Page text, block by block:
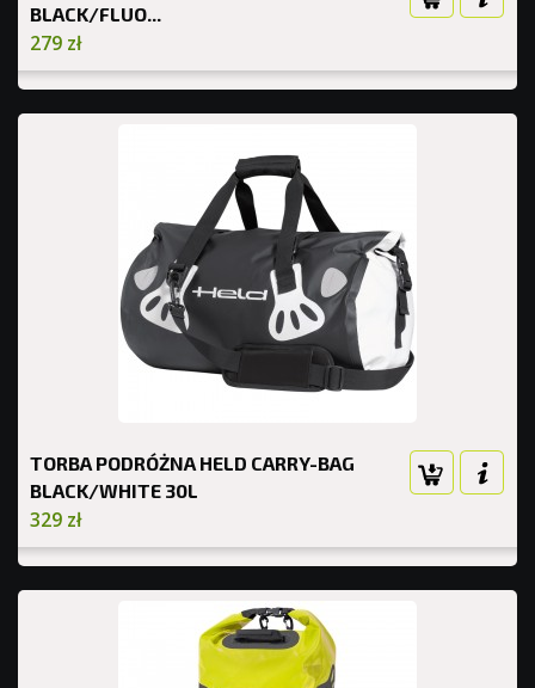
BLACK/FLUO...
279 zł
TORBA PODRÓŻNA HELD CARRY-BAG
BLACK/WHITE 30L
329 zł